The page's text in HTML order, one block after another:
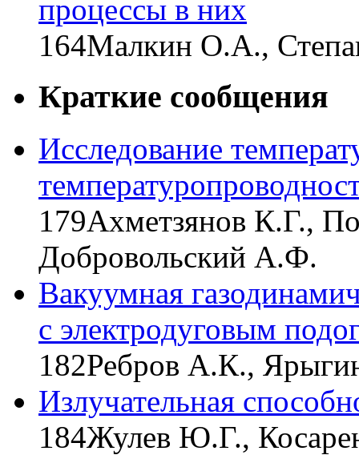
процессы в них
164Малкин О.А.,
Краткие сообщения
Исследование
179Ахметзянов К.Г.,
Добровольский А.Ф.
Вакуумная
с электродуговым
182Ребров А.К.,
Излучательная
184Жулев Ю.Г.,